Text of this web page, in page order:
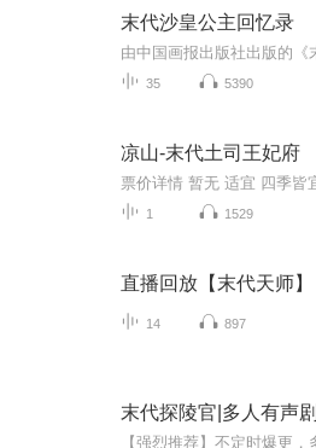
末代沙皇公主回忆录
35 5390
凉山-末代土司王妃府
1 1529
直播回放【末代天师】
14 897
末代探陵官|多人有声剧